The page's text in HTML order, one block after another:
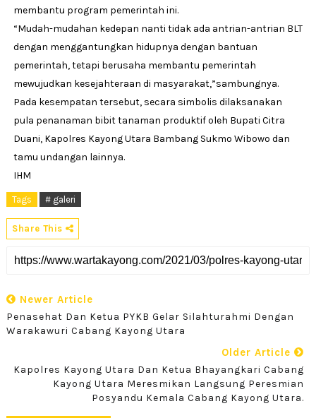
membantu program pemerintah ini.
“Mudah-mudahan kedepan nanti tidak ada antrian-antrian BLT
dengan menggantungkan hidupnya dengan bantuan
pemerintah, tetapi berusaha membantu pemerintah
mewujudkan kesejahteraan di masyarakat,”sambungnya.
Pada kesempatan tersebut, secara simbolis dilaksanakan
pula penanaman bibit tanaman produktif oleh Bupati Citra
Duani, Kapolres Kayong Utara Bambang Sukmo Wibowo dan
tamu undangan lainnya.
IHM
Tags # galeri
Share This
Newer Article
Penasehat Dan Ketua PYKB Gelar Silahturahmi Dengan
Warakawuri Cabang Kayong Utara
Older Article
Kapolres Kayong Utara Dan Ketua Bhayangkari Cabang
Kayong Utara Meresmikan Langsung Peresmian
Posyandu Kemala Cabang Kayong Utara.